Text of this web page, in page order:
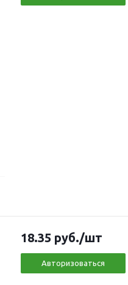
18.35 руб./шт
Авторизоваться